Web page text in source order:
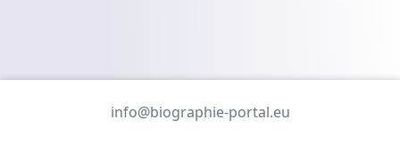
info@biographie-portal.eu